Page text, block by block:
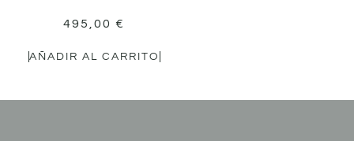
495,00€
AÑADIR AL CARRITO